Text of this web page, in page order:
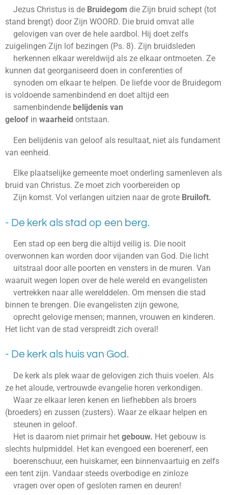
Jezus Christus is de Bruidegom die Zijn bruid schept (tot
stand brengt) door Zijn WOORD. Die bruid omvat alle
gelovigen van over de hele aardbol. Hij doet zelfs
zuigelingen Zijn lof bezingen (Ps. 8). Zijn bruidsleden
herkennen elkaar wereldwijd als ze elkaar ontmoeten. Ze
kunnen dat georganiseerd doen in conferenties of
synoden om elkaar te helpen. De liefde voor de Bruidegom
is voldoende samenbindend en doet altijd een
samenbindende belijdenis van
geloof in waarheid ontstaan.
Een belijdenis van geloof als resultaat, niet als fundament
van eenheid.
Elke plaatselijke gemeente moet onderling samenleven als
bruid van Christus. Ze moet zich voorbereiden op
Zijn komst. Vol verlangen uitzien naar de grote Bruiloft.
- De kerk als stad op een berg.
Een stad op een berg die altijd veilig is. Die nooit
overwonnen kan worden door vijanden van God. Die licht
uitstraal door alle poorten en vensters in de muren. Van
waaruit wegen lopen over de hele wereld en evangelisten
vertrekken naar alle werelddelen. Om mensen die stad
binnen te brengen. Die evangelisten zijn gewone,
oprecht gelovige mensen; mannen, vrouwen en kinderen.
Het licht van de stad verspreidt zich overal!
- De kerk als huis van God.
De kerk als plek waar de gelovigen zich thuis voelen. Als
ze het aloude, vertrouwde evangelie horen verkondigen.
Waar ze elkaar leren kenen en liefhebben als broers
(broeders) en zussen (zusters). Waar ze elkaar helpen en
steunen in geloof.
Het is daarom niet primair het gebouw. Het gebouw is
slechts hulpmiddel. Het kan evengoed een boerenerf, een
boerenschuur, een huiskamer, een binnenvaartuig en zelfs
een tent zijn. Vandaar steeds overbodige en zinloze
vragen over open of gesloten ramen en deuren!